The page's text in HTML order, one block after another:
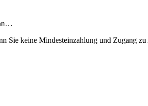
Sie keine Mindesteinzahlung und Zugang